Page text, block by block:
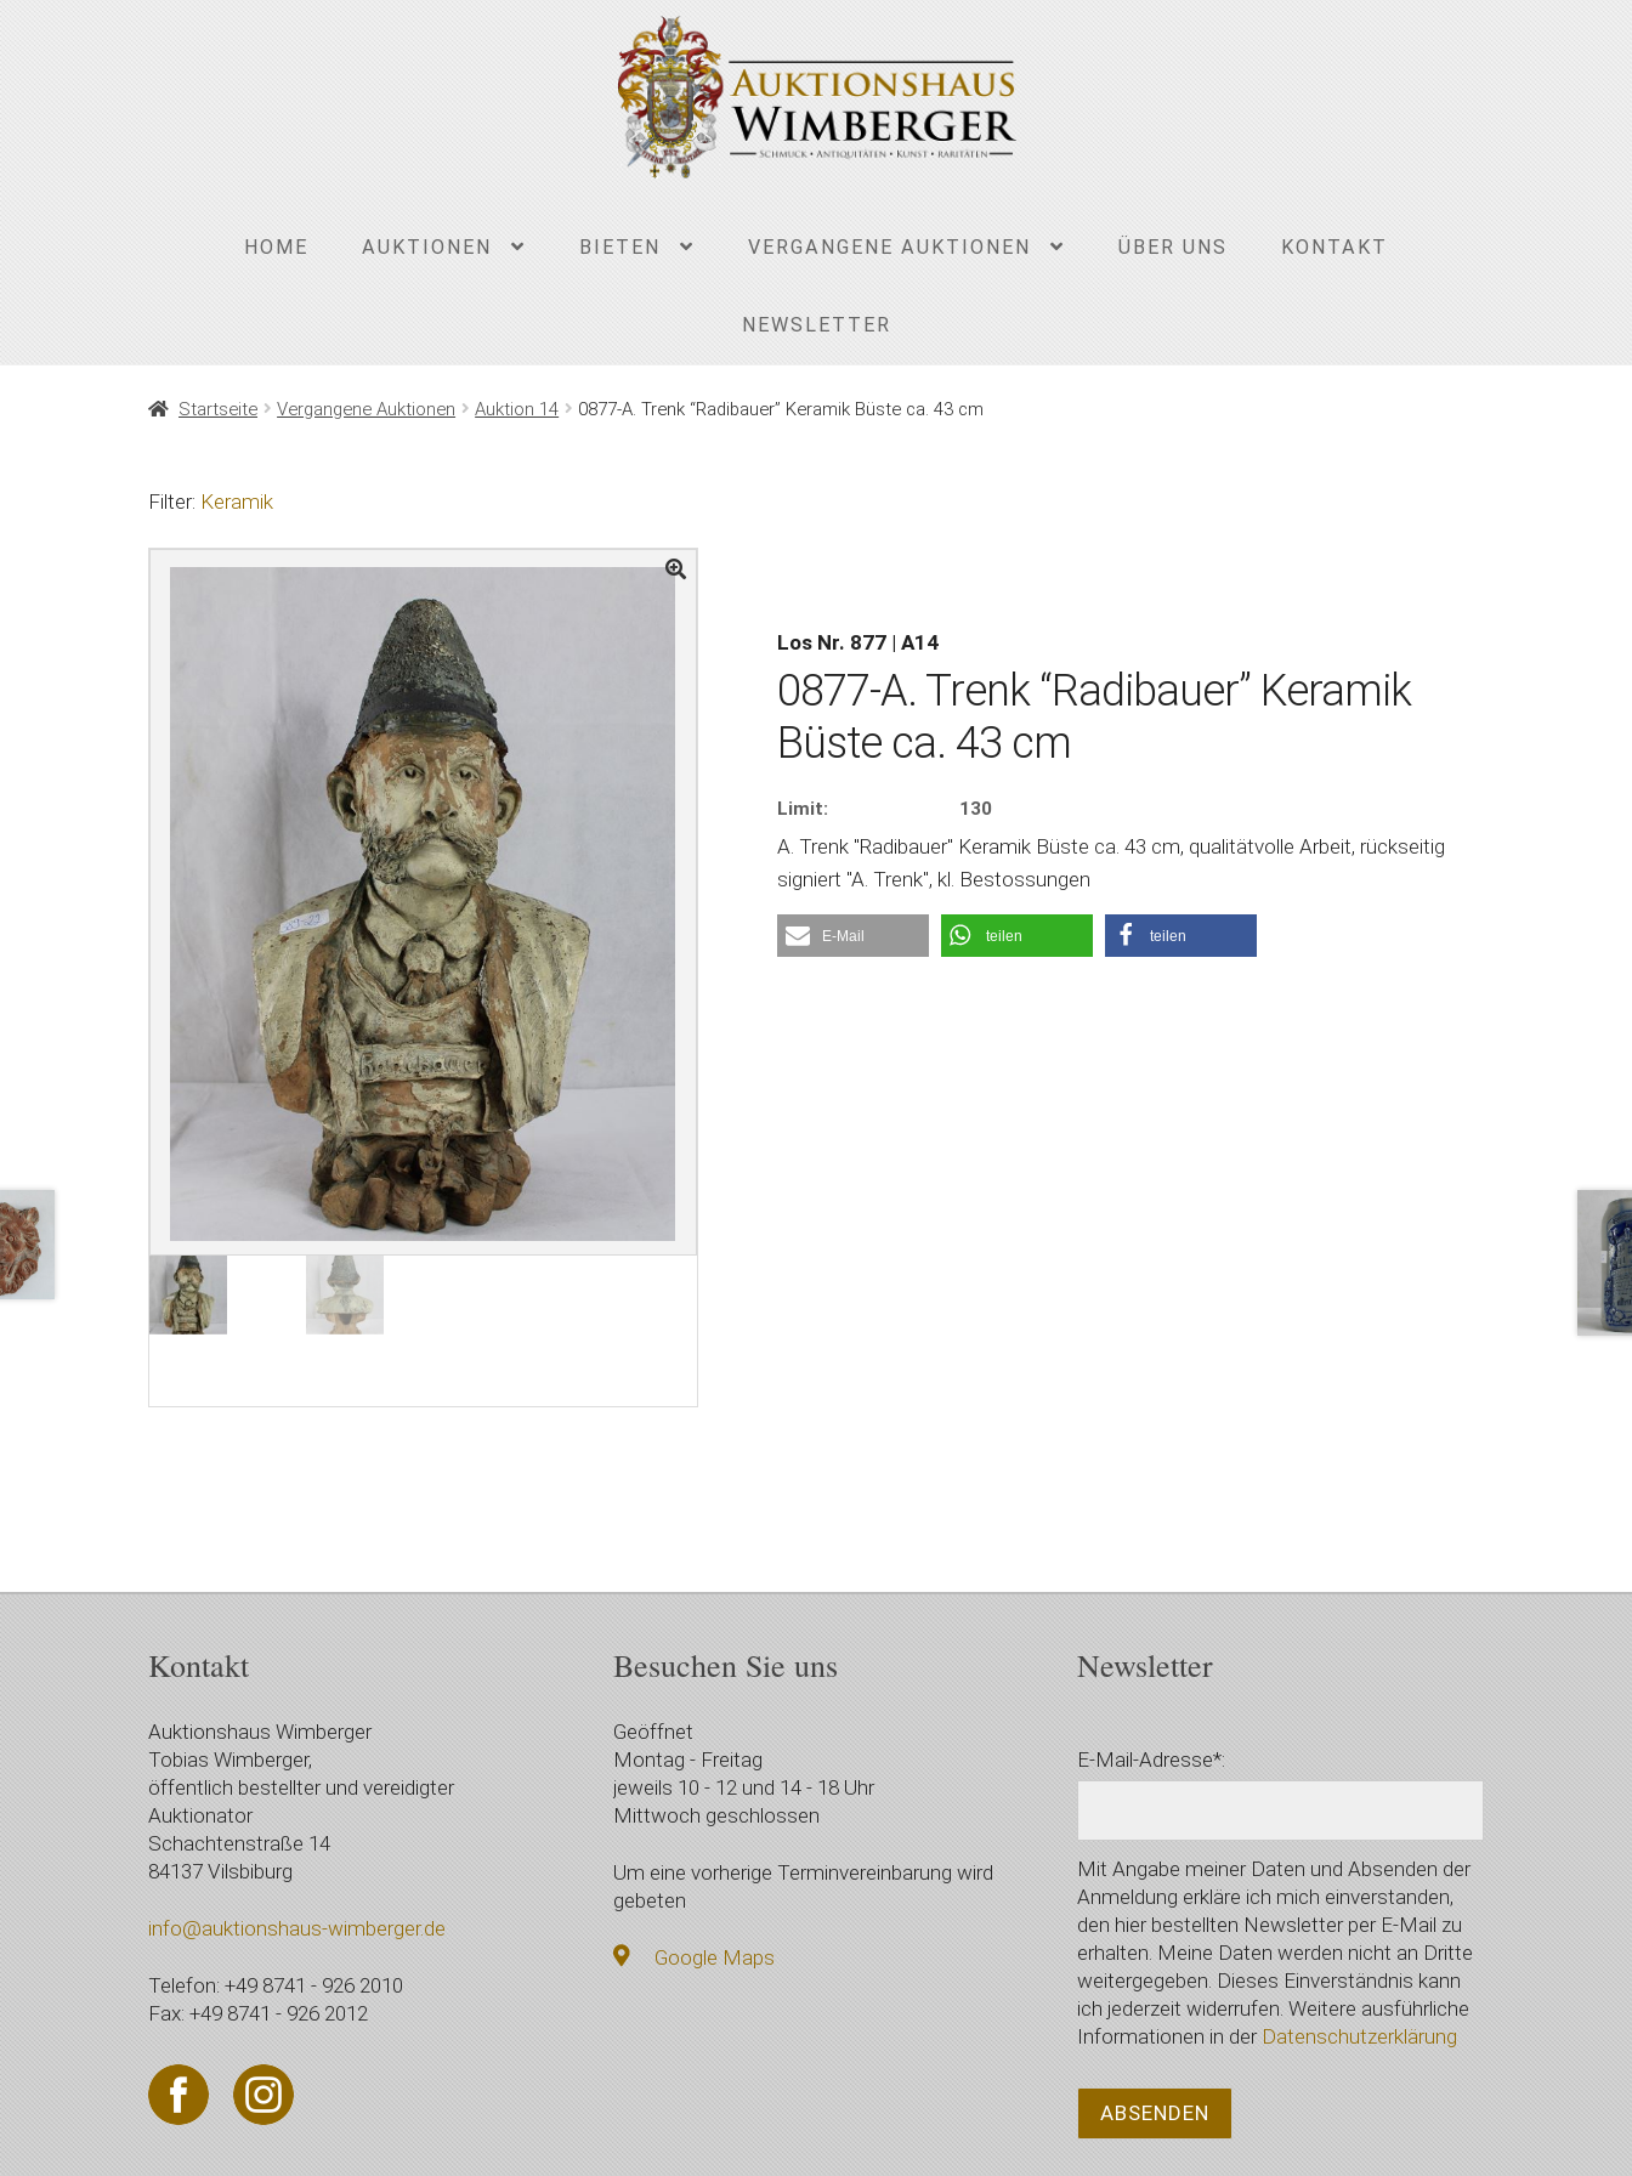
HOME AUKTIONEN BIETEN VERGANGENE AUKTIONEN ÜBER UNS KONTAKT
NEWSLETTER
Startseite Vergangene Auktionen Auktion 14 0877-A. Trenk “Radibauer” Keramik Büste ca. 43 cm
Filter: Keramik
Los Nr. 877 | A14
0877-A. Trenk “Radibauer” Keramik
Büste ca. 43 cm
Limit: 130
A. Trenk "Radibauer" Keramik Büste ca. 43 cm, qualitätvolle Arbeit, rückseitig
signiert "A. Trenk", kl. Bestossungen
E-Mail teilen teilen
Kontakt
Auktionshaus Wimberger
Tobias Wimberger,
öffentlich bestellter und vereidigter
Auktionator
Schachtenstraße 14
84137 Vilsbiburg
info@auktionshaus-wimberger.de
Telefon: +49 8741 - 926 2010
Fax: +49 8741 - 926 2012
Besuchen Sie uns
Geöffnet
Montag - Freitag
jeweils 10 - 12 und 14 - 18 Uhr
Mittwoch geschlossen
Um eine vorherige Terminvereinbarung wird
gebeten
Google Maps
Newsletter
E-Mail-Adresse*:
Mit Angabe meiner Daten und Absenden der
Anmeldung erkläre ich mich einverstanden,
den hier bestellten Newsletter per E-Mail zu
erhalten. Meine Daten werden nicht an Dritte
weitergegeben. Dieses Einverständnis kann
ich jederzeit widerrufen. Weitere ausführliche
Informationen in der Datenschutzerklärung